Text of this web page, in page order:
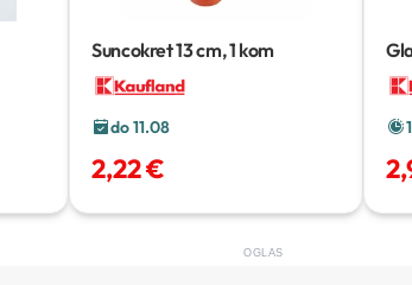
Suncokret13 cm, 1 kom
do 11.08
2,22 €
OGLAS